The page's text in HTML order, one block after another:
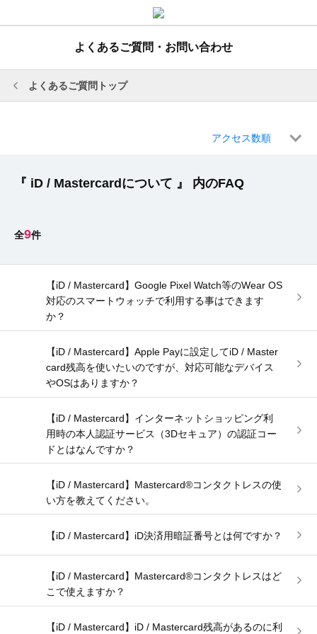
よくあるご質問・お問い合わせ
よくあるご質問トップ
アクセス数順
『 iD / Mastercardについて 』 内のFAQ
9
【iD / Mastercard】Google Pixel Watch等のWear OS
対応のスマートウォッチで利用する事はできます
か？
【iD / Mastercard】Apple Payに設定してiD / Master
card残高を使いたいのですが、対応可能なデバイス
やOSはありますか？
【iD / Mastercard】インターネットショッピング利
用時の本人認証サービス（3Dセキュア）の認証コー
ドとはなんですか？
【iD / Mastercard】Mastercard®コンタクトレスの使
い方を教えてください。
【iD / Mastercard】iD決済用暗証番号とは何ですか？
【iD / Mastercard】Mastercard®コンタクトレスはど
こで使えますか？
【iD / Mastercard】iD / Mastercard残高があるのに利